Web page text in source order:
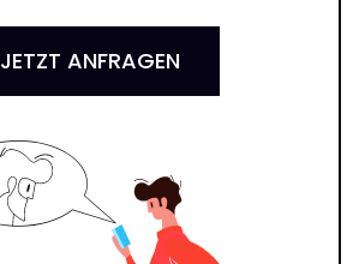
JETZT ANFRAGEN